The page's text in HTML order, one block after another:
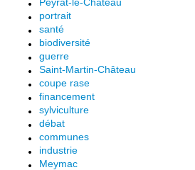
portrait
santé
biodiversité
guerre
Saint-Martin-Château
coupe rase
financement
sylviculture
débat
communes
industrie
Meymac